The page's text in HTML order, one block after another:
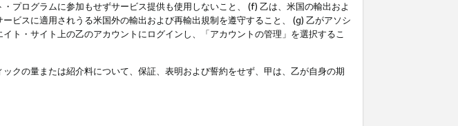
プログラムに参加もせずサービス提供も使用しないこと、 (f) 乙は、米国の輸出およ
ビスに適用されうる米国外の輸出および再輸出規制を遵守すること、 (g) 乙がアソシ
ト・サイト上の乙のアカウントにログインし、「アカウントの管理」を選択するこ
クの量または紹介料について、保証、表明および誓約をせず、甲は、乙が自身の期